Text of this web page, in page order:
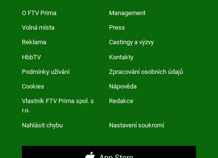
O FTV Prima Management
Volná místa Press
Reklama Castingy a výzvy
HbbTV Kontakty
Podmínky užívání Zpracování osobních údajů
Cookies Nápověda
Vlastník FTV Prima spol. s
r.o.
Redakce
Nahlásit chybu Nastavení soukromí